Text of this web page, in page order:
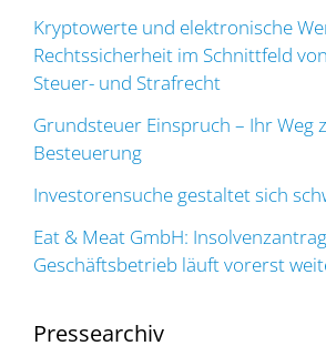
Kryptowerte und elektronische
Rechtssicherheit im Schnittfeld
Steuer- und Strafrecht
Grundsteuer Einspruch – Ihr Weg
Besteuerung
Investorensuche gestaltet sich
Eat & Meat GmbH:
Geschäftsbetrieb läuft vorerst
Pressearchiv